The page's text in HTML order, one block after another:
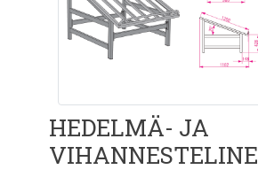
HEDELMÄ- JA
VIHANNESTELINE